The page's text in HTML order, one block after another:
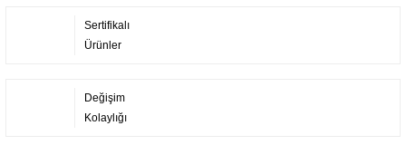
Sertifikalı
Ürünler
Değişim
Kolaylığı